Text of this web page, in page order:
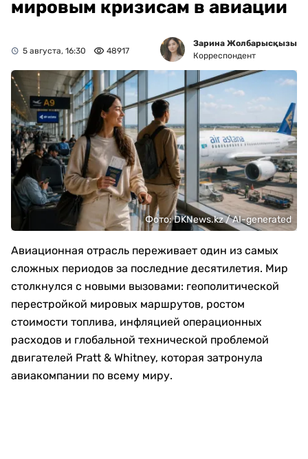
мировым кризисам в авиации
5 августа, 16:30 48917
Зарина Жолбарысқызы
Корреспондент
Фото: DKNews.kz / AI-generated
Авиационная отрасль переживает один из самых
сложных периодов за последние десятилетия. Мир
столкнулся с новыми вызовами: геополитической
перестройкой мировых маршрутов, ростом
стоимости топлива, инфляцией операционных
расходов и глобальной технической проблемой
двигателей Pratt & Whitney, которая затронула
авиакомпании по всему миру.